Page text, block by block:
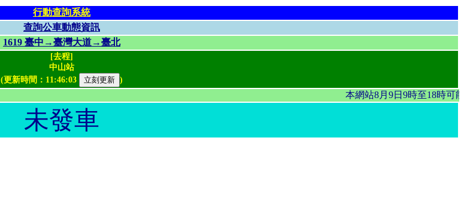
行動查詢系統
查詢公車動態資訊
1619 臺中→臺灣大道→臺北
[去程]
中山站
(更新時間： 11:46:03 )
本網站8月9日9時至18
未發車